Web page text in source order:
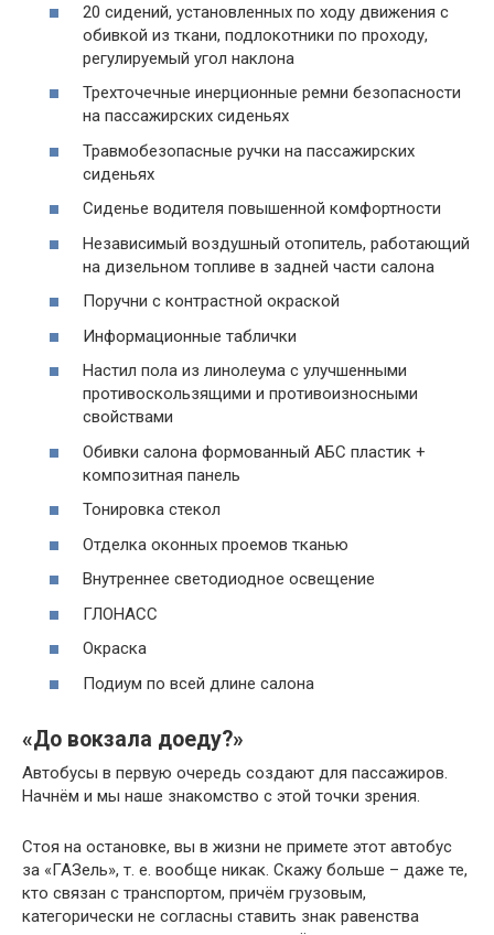
20 сидений, установленных по ходу движения с
обивкой из ткани, подлокотники по проходу,
регулируемый угол наклона
Трехточечные инерционные ремни безопасности
на пассажирских сиденьях
Травмобезопасные ручки на пассажирских
сиденьях
Сиденье водителя повышенной комфортности
Независимый воздушный отопитель, работающий
на дизельном топливе в задней части салона
Поручни с контрастной окраской
Информационные таблички
Настил пола из линолеума с улучшенными
противоскользящими и противоизносными
свойствами
Обивки салона формованный АБС пластик +
композитная панель
Тонировка стекол
Отделка оконных проемов тканью
Внутреннее светодиодное освещение
ГЛОНАСС
Окраска
Подиум по всей длине салона
«До вокзала доеду?»
Автобусы в первую очередь создают для пассажиров.
Начнём и мы наше знакомство с этой точки зрения.
Стоя на остановке, вы в жизни не примете этот автобус
за «ГАЗель», т. е. вообще никак. Скажу больше – даже те,
кто связан с транспортом, причём грузовым,
категорически не согласны ставить знак равенства